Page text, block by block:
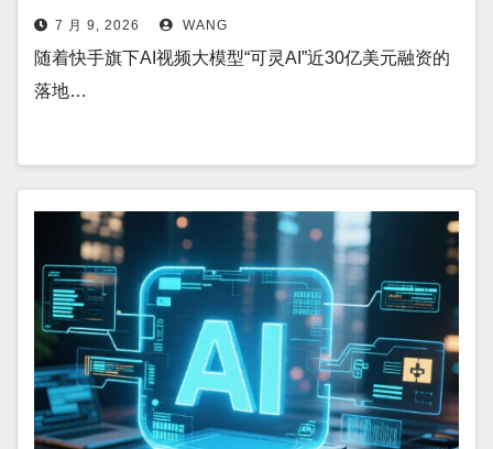
7 月 9, 2026 WANG
随着快手旗下AI视频大模型“可灵AI”近30亿美元融资的
落地…